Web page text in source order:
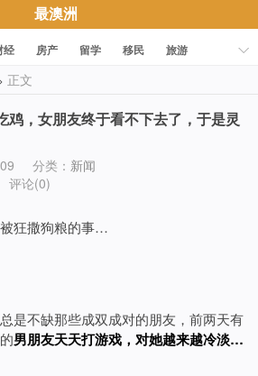
最澳洲
经 房产 留学 移民
旅游
化
正文
鸡，女朋友终于看不下去了，于是灵
分类： 新闻
评论(0)
狂撒狗粮的事…
是不缺那些成双成对的朋友，前两天有
男朋友天天打游戏，对她越来越冷淡…